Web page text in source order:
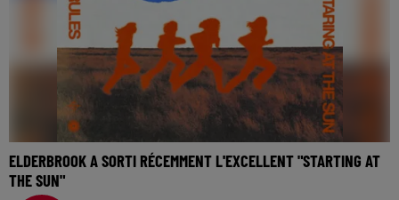
ELDERBROOK A SORTI RÉCEMMENT L'EXCELLENT "STARTING AT
THE SUN"